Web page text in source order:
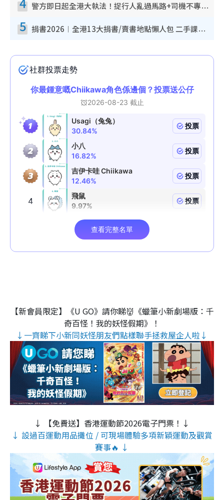
警方即日起全港大執法！捉行人亂過馬路+司機不專注駕駛！亂過馬路罰$2000
5 捐書2026︱全港13大捐書/賣書地點懶人包 二手課本最高$150＋舊書換免費咖啡/戲票
【新會員限定】《U GO》請你睇👹《蠟筆小新劇場版：千
奇百怪！我的妖怪假期》！
↓一齊睇下小新同妖怪朋友們點樣聯手拯救屋企人啦↓
↓ 【免費送】香港運動節2026電子門票！↓
↓ 設過百運動用品攤位 / 可現場體驗多項新穎運動及觀賞
賽事🔥 ↓